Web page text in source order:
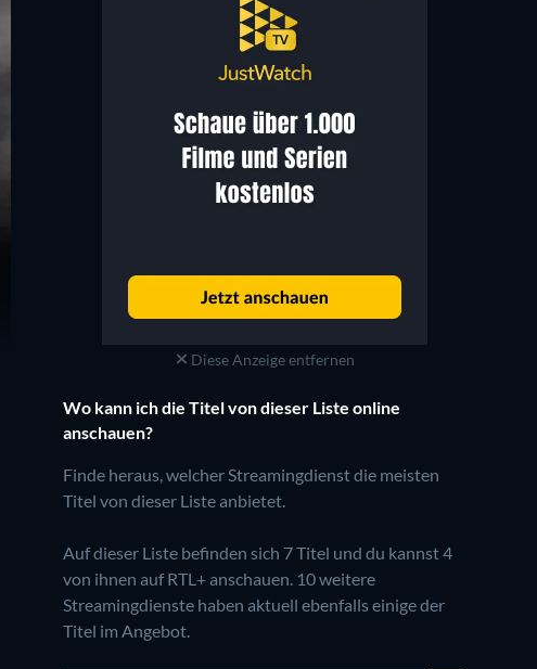
Diese Anzeige entfernen
Wo kann ich die Titel von dieser Liste online
anschauen?
Finde heraus, welcher Streamingdienst die meisten
Titel von dieser Liste anbietet.
Auf dieser Liste befinden sich 7 Titel und du kannst 4
von ihnen auf RTL+ anschauen. 10 weitere
Streamingdienste haben aktuell ebenfalls einige der
Titel im Angebot.